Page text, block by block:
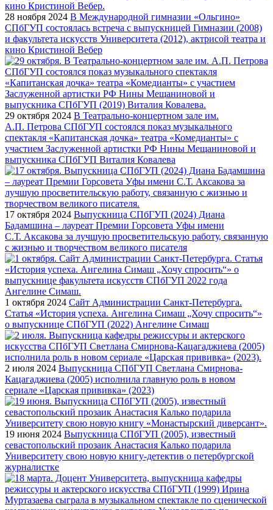
28 ноября 2024 В Международной гимназии «Ольгино»
СПбГУП состоялась встреча с выпускницей Гимназии (2008)
и факультета искусств Университета (2012), актрисой театра и
кино Кристиной Вебер
29 октября 2024 В Театрально-концертном зале им.
А.П. Петрова СПбГУП состоялся показ музыкального
спектакля «Капитанская дочка» театра «Комедианты» с
участием Заслуженной артистки РФ Нины Мещаниновой и
выпускника СПбГУП Виталия Ковалева
17 октября 2024 Выпускница СПбГУП (2024) Диана
Бадамшина – лауреат Премии Горсовета Уфы имени
С.Т. Аксакова за лучшую просветительскую работу, связанную
с жизнью и творчеством великого писателя
1 октября 2024 Сайт Администрации Санкт-Петербурга.
Статья «История успеха. Ангелина Симаш „Хочу спросить“»
о выпускнице СПбГУП (2022) Ангелине Симаш
2 июля 2024 Выпускница СПбГУП Светлана Смирнова-
Кацагаджиева (2005) исполнила главную роль в новом
сериале «Царская прививка» (2023)
19 июня 2024 Выпускница СПбГУП (2005), известный
севастопольский прозаик Анастасия Калько подарила
Университету свою новую книгу-детектив о петербургской
журналистке